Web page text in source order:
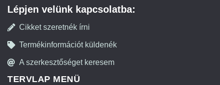
Lépjen velünk kapcsolatba:
Cikket szeretnék írni
Termékinformációt küldenék
A szerkesztőséget keresem
TERVLAP MENÜ